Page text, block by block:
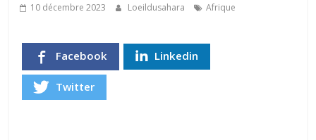
10 décembre 2023 Loeildusahara Afrique
Facebook Linkedin
Twitter